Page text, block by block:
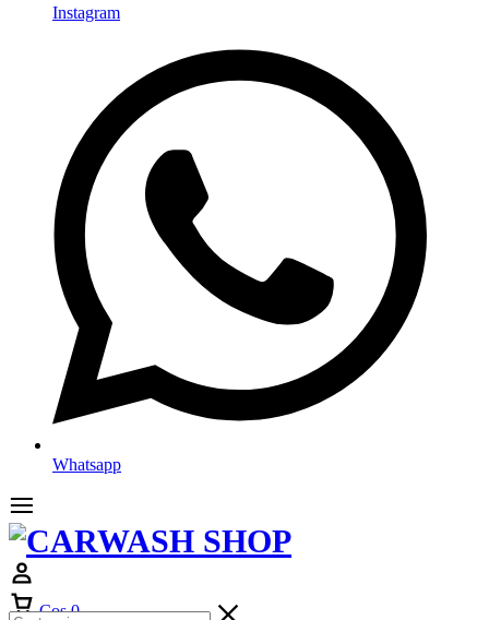
Instagram
Whatsapp
Cos 0